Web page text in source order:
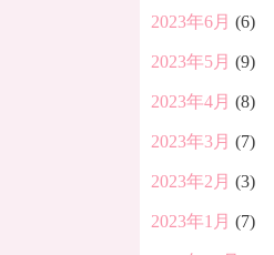
2023年6月 (6)
2023年5月 (9)
2023年4月 (8)
2023年3月 (7)
2023年2月 (3)
2023年1月 (7)